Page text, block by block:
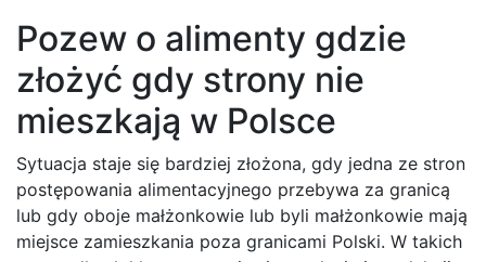
Pozew o alimenty gdzie
złożyć gdy strony nie
mieszkają w Polsce
Sytuacja staje się bardziej złożona, gdy jedna ze stron
postępowania alimentacyjnego przebywa za granicą
lub gdy oboje małżonkowie lub byli małżonkowie mają
miejsce zamieszkania poza granicami Polski. W takich